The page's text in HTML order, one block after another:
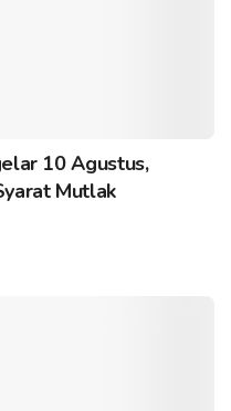
10 Agustus,
Mutlak